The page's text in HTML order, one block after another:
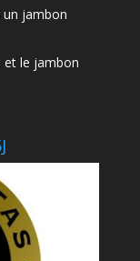
un jambon
et le jambon